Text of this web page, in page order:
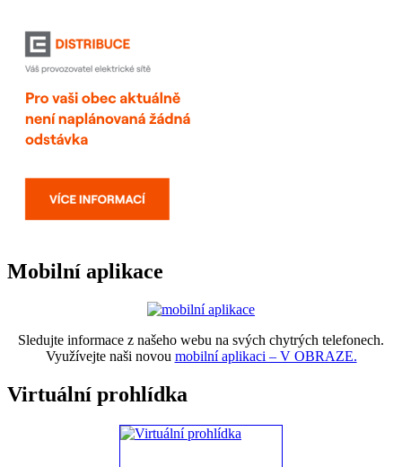
Mobilní aplikace
Sledujte informace z našeho webu na svých chytrých telefonech.
Využívejte naši novou mobilní aplikaci – V OBRAZE.
Virtuální prohlídka